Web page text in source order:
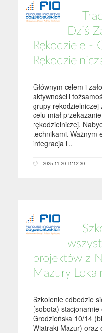
Dziś
Rękodziele -
Głównym celem i
aktywności i
grupy rękodzielniczej
celu miał
rękodzielniczej.
technikami. Ważnym
integracja i...
2025-11-20 11:12:30
projektów z
Mazury
Szkolenie odbedzie
(sobota) stacjonarnie
Grodzieńska 10/14
Wiatraki Mazur) oraz